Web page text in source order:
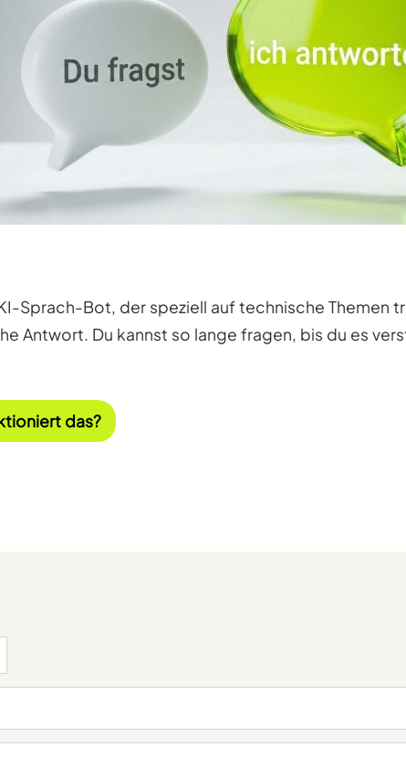
Sprach-Bot, der speziell auf technische Themen
Antwort. Du kannst so lange fragen, bis du es
das?